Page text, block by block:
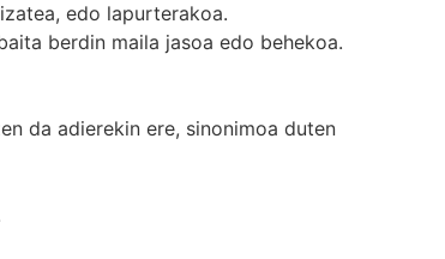
edo lapurterakoa.
berdin maila jasoa edo behekoa.
da adierekin ere, sinonimoa duten